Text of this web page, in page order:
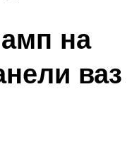
на
ваз